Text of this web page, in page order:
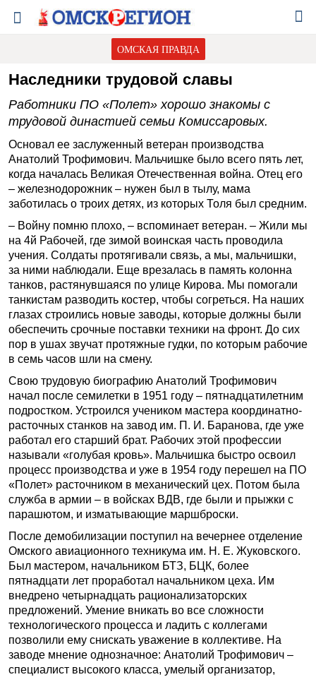
ОМСКАЯ ПРАВДА
Наследники трудовой славы
Работники ПО «Полет» хорошо знакомы с
трудовой династией семьи Комиссаровых.
Основал ее заслуженный ветеран производства
Анатолий Трофимович. Мальчишке было всего пять лет,
когда началась Великая Отечественная война. Отец его
– железнодорожник – нужен был в тылу, мама
заботилась о троих детях, из которых Толя был средним.
– Войну помню плохо, – вспоминает ветеран. – Жили мы
на 4­й Рабочей, где зимой воинская часть проводила
учения. Солдаты протягивали связь, а мы, мальчишки,
за ними наблюдали. Еще врезалась в память колонна
танков, растянувшаяся по улице Кирова. Мы помогали
танкистам разводить костер, чтобы согреться. На наших
глазах строились новые заводы, которые должны были
обеспечить срочные поставки техники на фронт. До сих
пор в ушах звучат протяжные гудки, по которым рабочие
в семь часов шли на смену.
Свою трудовую биографию Анатолий Трофимович
начал после семилетки в 1951 году – пятнадцатилетним
подростком. Устроился учеником мастера координатно­
расточных станков на завод им. П. И. Баранова, где уже
работал его старший брат. Рабочих этой профессии
называли «голубая кровь». Мальчишка быстро освоил
процесс производства и уже в 1954 году перешел на ПО
«Полет» расточником в механический цех. Потом была
служба в армии – в войсках ВДВ, где были и прыжки с
парашютом, и изматывающие марш­броски.
После демобилизации поступил на вечернее отделение
Омского авиационного техникума им. Н. Е. Жуковского.
Был мастером, начальником БТЗ, БЦК, более
пятнадцати лет проработал начальником цеха. Им
внедрено четырнадцать рационализаторских
предложений. Умение вникать во все сложности
технологического процесса и ладить с коллегами
позволили ему снискать уважение в коллективе. На
заводе мнение однозначное: Анатолий Трофимович –
специалист высокого класса, умелый организатор,